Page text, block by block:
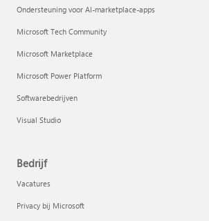
Ondersteuning voor AI-marketplace-apps
Microsoft Tech Community
Microsoft Marketplace
Microsoft Power Platform
Softwarebedrijven
Visual Studio
Bedrijf
Vacatures
Privacy bij Microsoft